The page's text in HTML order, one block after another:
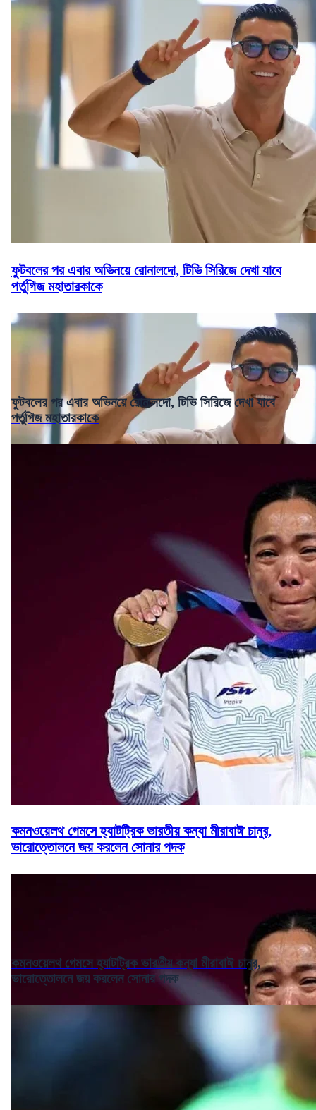
ফুটবলের পর এবার অভিনয়ে রোনালদো, টিভি সিরিজে দেখা যাবে
পর্তুগিজ মহাতারকাকে
ফুটবলের পর এবার অভিনয়ে রোনালদো, টিভি সিরিজে দেখা যাবে
পর্তুগিজ মহাতারকাকে
কমনওয়েলথ গেমসে হ্যাটট্রিক ভারতীয় কন্যা মীরাবাঈ চানুর,
ভারোত্তোলনে জয় করলেন সোনার পদক
কমনওয়েলথ গেমসে হ্যাটট্রিক ভারতীয় কন্যা মীরাবাঈ চানুর,
ভারোত্তোলনে জয় করলেন সোনার পদক